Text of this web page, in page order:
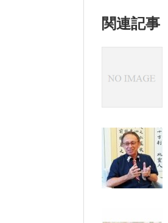
関連記事